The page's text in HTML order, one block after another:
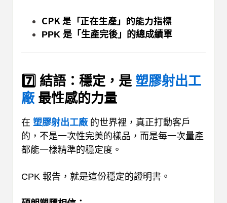
CPK 是「正在生產」的能力指標
PPK 是「生產完後」的總成績單
7️⃣ 結語：穩定，是 塑膠射出工
廠 最性感的力量
在 塑膠射出工廠 的世界裡，真正打動客戶
的，不是一次性完美的樣品，而是每一次量產
都能一樣精準的穩定度。
CPK 報告，就是這份穩定的證明書。